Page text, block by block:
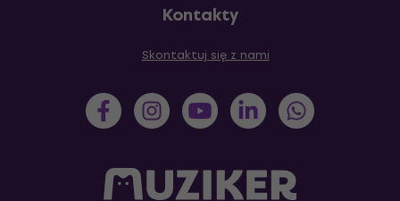
Kontakty
Skontaktuj się z nami